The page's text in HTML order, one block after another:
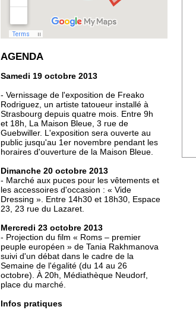
14 octobre 2013
Football : l'AS Neudorf
crée la surprise en Coupe
13 octobre 2013
Christian Wahl obtient la
baguette d'or 2013
11 octobre 2013
la tête de la grande
mosquée
11 octobre 2013
500 roses offertes aux
Neudorfois
11 octobre 2013
Les cycles éphémères
authentique
AGENDA
Samedi 19 octobre 2013
- Vernissage de l'exposition de Freako
Rodriguez, un artiste tatoueur installé à
Strasbourg depuis quatre mois. Entre 9h
et 18h, La Maison Bleue, 3 rue de
Guebwiller. L'exposition sera ouverte au
public jusqu'au 1er novembre pendant les
horaires d'ouverture de la Maison Bleue.
Dimanche 20 octobre 2013
- Marché aux puces pour les vêtements et
les accessoires d'occasion : « Vide
Dressing ». Entre 14h30 et 18h30, Espace
23, 23 rue du Lazaret.
Mercredi 23 octobre 2013
- Projection du film « Roms – premier
peuple européen » de Tania Rakhmanova
suivi d'un débat dans le cadre de la
Semaine de l'égalité (du 14 au 26
octobre). À 20h, Médiathèque Neudorf,
place du marché.
Infos pratiques